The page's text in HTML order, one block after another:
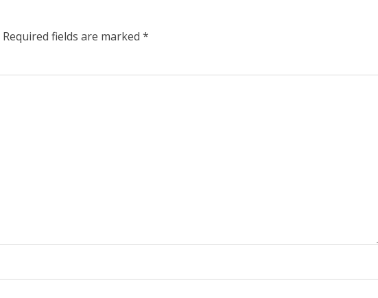
Required fields are marked *